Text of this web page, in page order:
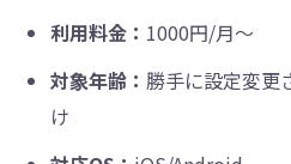
利用料金： 1000円/月～
対象年齢： 勝手に設定変更
け